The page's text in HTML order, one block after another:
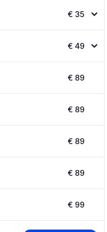
€ 35
€ 49
€ 89
€ 89
€ 89
€ 89
€ 99